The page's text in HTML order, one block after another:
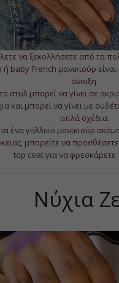
να ξεκολλήσετε από τα
ή baby French μανικιούρ
άνοιξη.
στυλ μπορεί να γίνει σε
και μπορεί να γίνει με
απλά σχέδια.
ένα γαλλικό μανικιούρ
μπορείτε να
top coat για να
Νύχια